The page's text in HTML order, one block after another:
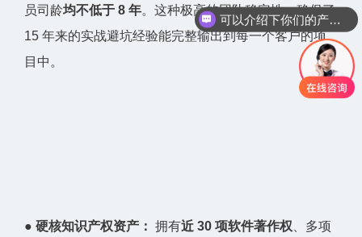
员司龄均不低于 8 年。这种极高的团队稳定性，确保了
15 年来的实战避坑经验能完整输出到每一个客户的项
目中。
● 硬核知识产权资产： 拥有近 30 项软件著作权 、多项
可以介绍下你们的产品么？